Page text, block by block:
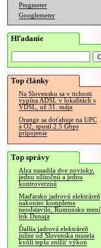
Pingmeter
Googlemeter
Hľadanie
Top články
Na Slovensku sa v tichosti
vypína ADSL v lokalitách s
VDSL, už 31. mája
Orange sa doťahuje na UPC
a O2, spustí 2.5 Gbps
pripojenie
Top správy
Alza nasadila dve novinky,
jednu užitočnú a jednu
kontroverznú
Maďarsko jadrovú elektráreň
nakoniec kompletne
neodstavilo, Rumunsko mení
tok Dunaja
Ďalšia jadrová elektráreň
južne od Slovenska musela
kvôli teplu znížiť výkon